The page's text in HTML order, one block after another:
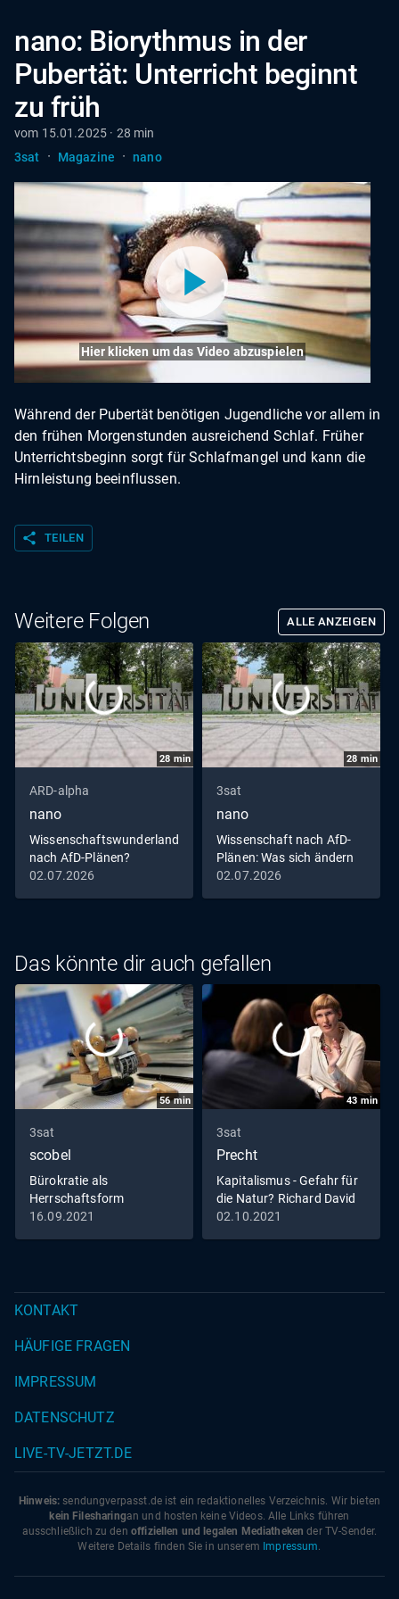
nano: Biorythmus in der
Pubertät: Unterricht beginnt
zu früh
vom 15.01.2025 · 28 min
3sat
· Magazine · nano
Hier klicken um das Video abzuspielen
Während der Pubertät benötigen Jugendliche vor allem in
den frühen Morgenstunden ausreichend Schlaf. Früher
Unterrichtsbeginn sorgt für Schlafmangel und kann die
Hirnleistung beeinflussen.
share TEILEN
Weitere Folgen ALLE ANZEIGEN
28 min
ARD-alpha
nano
Wissenschaftswunderland
nach AfD-Plänen?
02.07.2026
28 min
3sat
nano
Wissenschaft nach AfD-
Plänen: Was sich ändern
würde | NANO
02.07.2026
Das könnte dir auch gefallen
56min
3sat
scobel
Bürokratie als
Herrschaftsform
16.09.2021
43 min
3sat
Precht
Kapitalismus - Gefahr für
die Natur? Richard David
Precht im Gespräch mit
02.10.2021
KONTAKT
HÄUFIGE FRAGEN
IMPRESSUM
DATENSCHUTZ
LIVE-TV-JETZT.DE
Hinweis: sendungverpasst.de ist ein redaktionelles Verzeichnis. Wir bieten
kein Filesharingan und hosten keine Videos. Alle Links führen
ausschließlich zu den offiziellen und legalen Mediatheken der TV-Sender.
Weitere Details finden Sie in unserem Impressum.